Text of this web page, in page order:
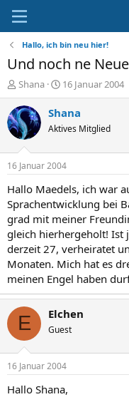
Hallo, ich bin neu hier!
Und noch ne
E
r
s
t
e
e
r
Shana
E
r
s
t
e
t
a
m
16 Januar 2004
Shana
Aktives Mitglied
16 Januar 2004
Hallo Maedels, ich war
Sprachentwicklung bei
grad mit meiner
gleich hierhergeholt! Ist
derzeit 27, verheiratet
Monaten. Mich hat es
meinen Engel haben
E Elchen
Guest
16 Januar 2004
Hallo Shana,